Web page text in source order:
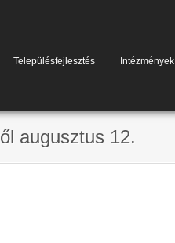
Településfejlesztés Intézmények
augusztus 12.